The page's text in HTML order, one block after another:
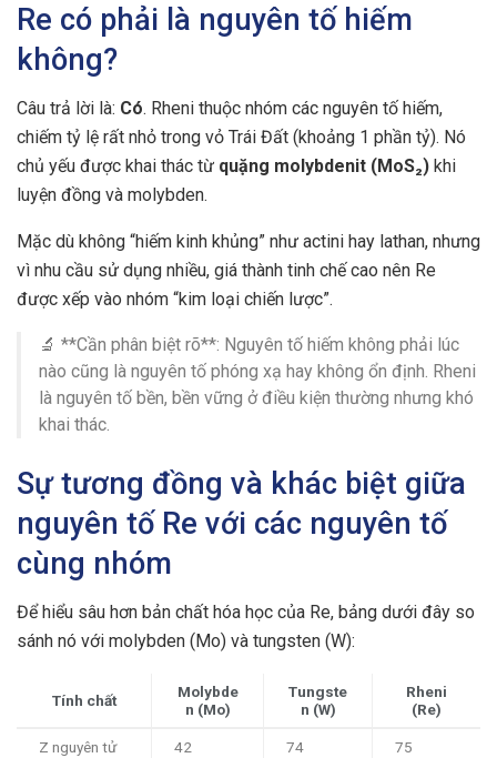
Re có phải là nguyên tố hiếm
không?
Câu trả lời là: Có. Rheni thuộc nhóm các nguyên tố hiếm,
chiếm tỷ lệ rất nhỏ trong vỏ Trái Đất (khoảng 1 phần tỷ). Nó
chủ yếu được khai thác từ quặng molybdenit (MoS₂) khi
luyện đồng và molybden.
Mặc dù không “hiếm kinh khủng” như actini hay lathan, nhưng
vì nhu cầu sử dụng nhiều, giá thành tinh chế cao nên Re
được xếp vào nhóm “kim loại chiến lược”.
🔬 **Cần phân biệt rõ**: Nguyên tố hiếm không phải lúc
nào cũng là nguyên tố phóng xạ hay không ổn định. Rheni
là nguyên tố bền, bền vững ở điều kiện thường nhưng khó
khai thác.
Sự tương đồng và khác biệt giữa
nguyên tố Re với các nguyên tố
cùng nhóm
Để hiểu sâu hơn bản chất hóa học của Re, bảng dưới đây so
sánh nó với molybden (Mo) và tungsten (W):
Tính chất
Molybde
n (Mo)
Tungste
n (W)
Rheni
(Re)
Z nguyên tử 42 74 75